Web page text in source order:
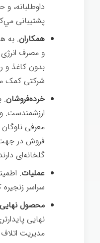
داوطلبانه،
پشتیبانی
همکاران. به
و مصرف انرژی
بدون کاغذ
شرکتی کمک
خرده‌فروشان.
ارزشمندست.
معرفی
فروش در
گلخانه‌ای
عملیات.
سراسر
محصول نهایی
مدیریت